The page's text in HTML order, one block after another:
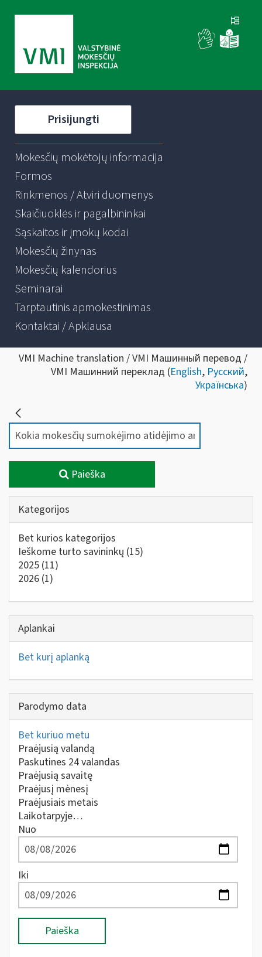
Prisijungti
Mokesčių mokėtojų informacija
Formos
Rinkmenos / Atviri duomenys
Skaičiuoklės ir pagalbininkai
Sąskaitos ir įmokų kodai
Mokesčių žinynas
Mokesčių kalendorius
Seminarai
Tarptautinis apmokestinimas
Kontaktai / Apklausa
VMI Machine translation / VMI Машинный перевод /
VMI Машинний переклад (English, Русский,
Українська)
Paieška
Kategorijos
Bet kurios kategorijos
Ieškome turto savininkų (15)
2025 (11)
2026 (1)
Aplankai
Bet kurį aplanką
Parodymo data
Bet kuriuo metu
Praėjusią valandą
Paskutines 24 valandas
Praėjusią savaitę
Praėjusį mėnesį
Praėjusiais metais
Laikotarpyje…
Nuo
Iki
Paieška